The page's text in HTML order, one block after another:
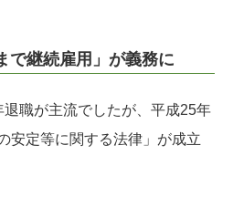
で継続雇用」が義務に
職が主流でしたが、平成25年
安定等に関する法律」が成立